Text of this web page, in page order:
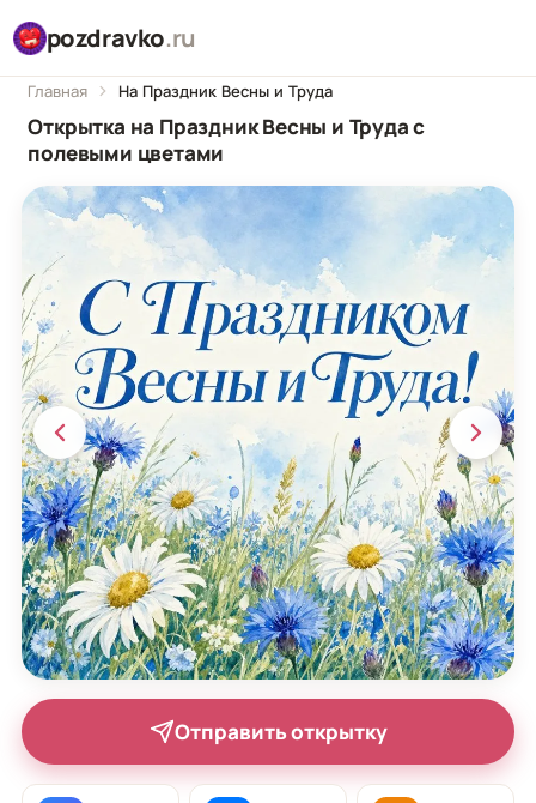
pozdravko.ru
Главная На Праздник Весны и Труда
Открытка на Праздник Весны и Труда с
полевыми цветами
Отправить открытку